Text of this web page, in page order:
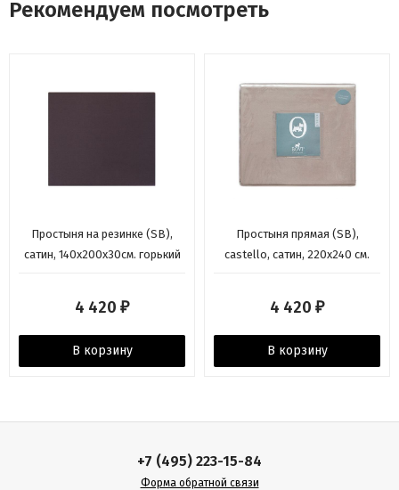
Рекомендуем посмотреть
Простыня на резинке (SB),
сатин, 140x200x30см. горький
4 420 ₽
В корзину
Простыня прямая (SB),
castello, сатин, 220x240 см.
4 420 ₽
В корзину
+7 (495) 223-15-84
Форма обратной связи